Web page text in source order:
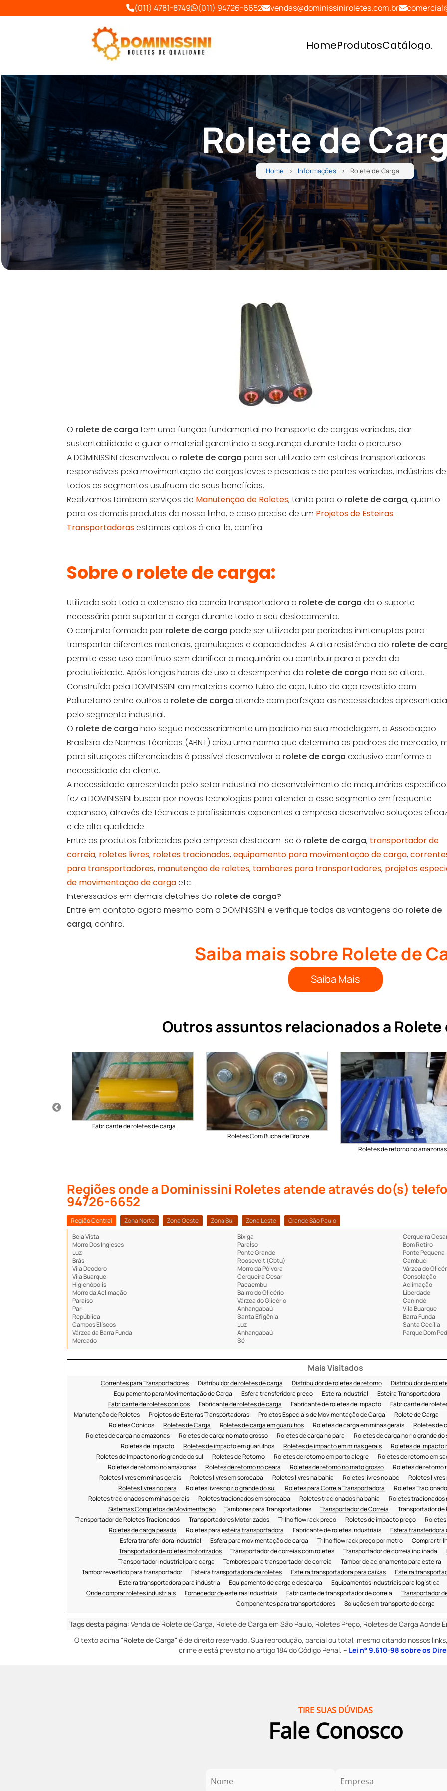
(011) 4781-8749 (011) 94726-6652 vendas@dominissiniroletes.com.br
HomeProdutosCatálogo.
Rolete de
Home Informações Rolete de Carga
O rolete de carga tem uma função fundamental no transporte de cargas variadas, dar
sustentabilidade e guiar o material garantindo a segurança durante todo o percurso.
A DOMINISSINI desenvolveu o rolete de carga para ser utilizado em esteiras transportadoras
responsáveis pela movimentação de cargas leves e pesadas e de portes variados, indústrias de
todos os segmentos usufruem de seus benefícios.
Realizamos tambem serviços de Manutenção de Roletes, tanto para o rolete de carga, quanto
para os demais produtos da nossa linha, e caso precise de um Projetos de Esteiras
Transportadorasestamos aptos á cria-lo, confira.
Sobre o rolete de carga:
Utilizado sob toda a extensão da correia transportadora o rolete de carga da o suporte
necessário para suportar a carga durante todo o seu deslocamento.
O conjunto formado por rolete de carga pode ser utilizado por períodos ininterruptos para
transportar diferentes materiais, granulações e capacidades. A alta resistência do rolete de
permite esse uso contínuo sem danificar o maquinário ou contribuir para a perda da
produtividade. Após longas horas de uso o desempenho do rolete de carga não se altera.
Construído pela DOMINISSINI em materiais como tubo de aço, tubo de aço revestido com
Poliuretano entre outros o rolete de carga atende com perfeição as necessidades
pelo segmento industrial.
O rolete de carga não segue necessariamente um padrão na sua modelagem, a Associação
Brasileira de Normas Técnicas (ABNT) criou uma norma que determina os padrões de mercado,
para situações diferenciadas é possível desenvolver o rolete de cargaexclusivo conforme a
necessidade do cliente.
A necessidade apresentada pelo setor industrial no desenvolvimento de maquinários
fez a DOMINISSINI buscar por novas tecnologias para atender a esse segmento em frequente
expansão, através de técnicas e profissionais experientes a empresa desenvolve soluções
e de alta qualidade.
Entre os produtos fabricados pela empresa destacam-se o rolete de carga, transportador de
correia, roletes livres, roletes tracionados,equipamento para movimentação de carga,
para transportadores, manutenção de roletes, tambores para transportadores, projetos
de movimentação de cargaetc.
Interessados em demais detalhes do rolete de carga?
Entre em contato agora mesmo com a DOMINISSINI e verifique todas as vantagens do rolete de
carga, confira.
Saiba mais sobre Rolete de
Saiba Mais
Outros assuntos relacionados a Rolete
Fabricante de roletes de carga
Roletes Com Bucha de Bronze
Roletes de retorno no amazonas
Regiões onde a Dominissini Roletes atende através do(s)
94726-6652
Região Central Zona Norte Zona Oeste Zona Sul Zona Leste
Grande São Paulo
Bela Vista
Bixiga
Cerqueira Cesar
Morro Dos Ingleses
ParaÍso
Bom Retiro
Luz
Ponte Grande
Ponte Pequena
Brás
Roosevelt (Cbtu)
Cambuci
Vila Deodoro
Morro da Pólvora
Várzea do
Vila Buarque
Cerqueira Cesar
Consolação
Higienópolis
Pacaembu
Aclimação
Morro da Aclimação
Bairro do Glicério
Liberdade
Paraíso
Várzea do Glicério
Canindé
Pari
Anhangabaú
Vila Buarque
República
Santa Efigênia
Barra Funda
Campos Elíseos
Luz
Santa Cecília
Várzea da Barra Funda
Anhangabaú
Parque Dom
Mercado
Sé
Mais Visitados
Correntes para Transportadores Distribuidor de roletes de carga Distribuidor de roletes de retorno Distribuidor de
Equipamento para Movimentação de Carga
Esfera transferidora preco Esteira Industrial Esteira Transportadora
Fabricante de roletes conicos
Fabricante de roletes de carga Fabricante de roletes de impacto Fabricante de
Manutenção de Roletes
Projetos de Esteiras Transportadoras Projetos Especiais de Movimentação de Carga Rolete de Carga
Roletes Cônicos
Roletes de Carga Roletes de carga em guarulhos Roletes de carga em minas gerais Roletes de
Roletes de carga no amazonas
Roletes de carga no mato grosso Roletes de carga no para Roletes de carga no rio grande do
Roletes de Impacto
Roletes de impacto em guarulhos Roletes de impacto em minas gerais Roletes de impacto
Roletes de Impacto no rio grande do sul
Roletes de Retorno Roletes de retorno em porto alegre Roletes de retorno em
Roletes de retorno no amazonas
Roletes de retorno no ceara Roletes de retorno no mato grosso Roletes de retorno
Roletes livres em minas gerais
Roletes livres em sorocaba Roletes livres na bahia Roletes livres no abc Roletes livres
Roletes livres no para
Roletes livres no rio grande do sul Roletes para Correia Transportadora Roletes
Roletes tracionados em minas gerais
Roletes tracionados em sorocaba Roletes tracionados na bahia Roletes tracionados
Sistemas Completos de Movimentação
Tambores para Transportadores Transportador de Correia Transportador de
Transportador de Roletes Tracionados
Transportadores Motorizados Trilho flow rack preco Roletes de impacto preço
Roletes de carga pesada
Roletes para esteira transportadora Fabricante de roletes industriais Esfera transferidora
Esfera transferidora industrial
Esfera para movimentação de carga Trilho flow rack preço por metro Comprar
Transportador de roletes motorizados
Transportador de correias com roletes Transportador de correia inclinada
Transportador industrial para carga
Tambores para transportador de correia Tambor de acionamento para esteira
Tambor revestido para transportador
Esteira transportadora de roletes Esteira transportadora para caixas Esteira
Esteira transportadora para indústria
Equipamento de carga e descarga Equipamentos industriais para logística
Onde comprar roletes industriais
Fornecedor de esteiras industriais Fabricante de transportador de correia Transportador
Componentes para transportadores
Soluções em transporte de carga
Tags desta página: Venda de Rolete de Carga, Rolete de Carga em São Paulo, Roletes Preço, Roletes de Carga Aonde
O texto acima "Rolete de Carga" é de direito reservado. Sua reprodução, parcial ou total, mesmo citando nossos
crime e está previsto no artigo 184 do Código Penal. – Lei n° 9.610-98 sobre os
TIRE SUAS DÚVIDAS
Fale Conosco